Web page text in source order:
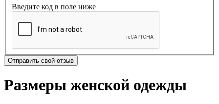
Введите код в поле ниже
Отправить свой отзыв
Размеры женской одежды